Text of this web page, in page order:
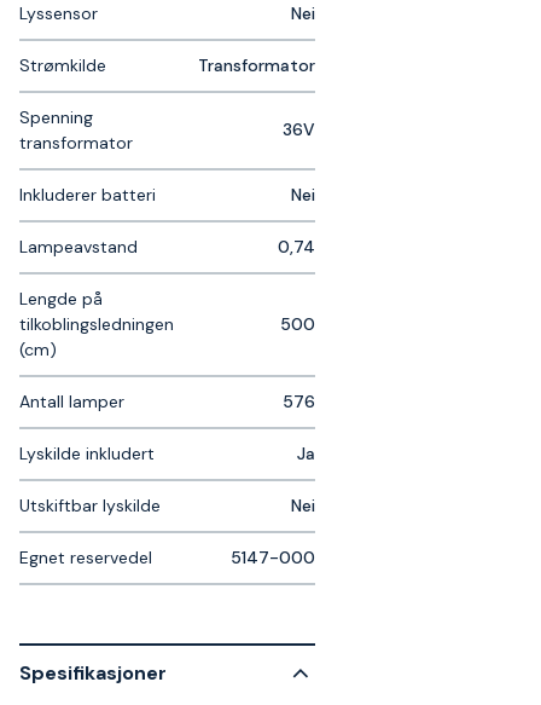
Lyssensor Nei
Strømkilde Transformator
Spenning
transformator
36V
Inkluderer batteri Nei
Lampeavstand 0,74
Lengde på
tilkoblingsledningen
(cm)
500
Antall lamper 576
Lyskilde inkludert Ja
Utskiftbar lyskilde Nei
Egnet reservedel 5147-000
Spesifikasjoner